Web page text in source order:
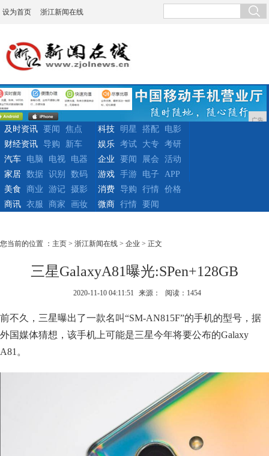
设为首页 浙江新闻在线
广告
及时资讯 要闻
焦点
财经资讯
导购 新车
科技 明星 搭配
电影
娱乐
考试 大专
考研
汽车
电脑 电视
电器
家居
数据 识别 数码
企业 要闻 展会
活动
游戏
手游 电子
APP
美食
商业 游记
摄影
商讯
衣服 商家 画妆
消费 导购 行情
价格
微商
行情 要闻
您当前的位置 ： 主页 > 浙江新闻在线 > 企业 > 正文
三星GalaxyA81曝光:SPen+128GB
2020-11-10 04:11:51 来源： 阅读：1454
前不久，三星曝出了一款名叫“SM-AN815F”的手机的型号，据
外国媒体猜想，该手机上可能是三星今年将要公布的Galaxy
A81。